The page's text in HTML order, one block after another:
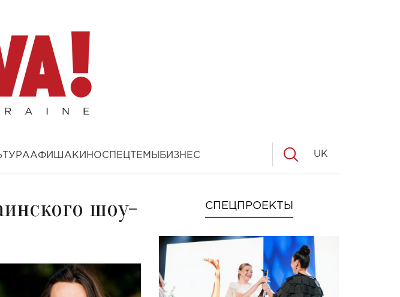
АФИША КИНОСПЕЦТЕМЫ БИЗНЕС UK
шоу-
СПЕЦПРОЕКТЫ